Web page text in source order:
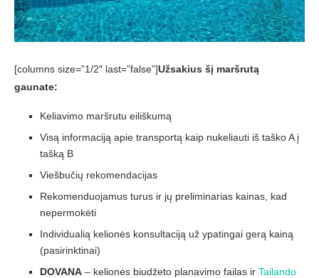
[columns size=”1/2″ last=”false”]Užsakius šį maršrutą
gaunate:
Keliavimo maršrutu eiliškumą
Visą informaciją apie transportą kaip nukeliauti iš taško A į
tašką B
Viešbučių rekomendacijas
Rekomenduojamus turus ir jų preliminarias kainas, kad
nepermokėti
Individualią kelionės konsultaciją už ypatingai gerą kainą
(pasirinktinai)
DOVANA – kelionės biudžeto planavimo failas ir Tailando